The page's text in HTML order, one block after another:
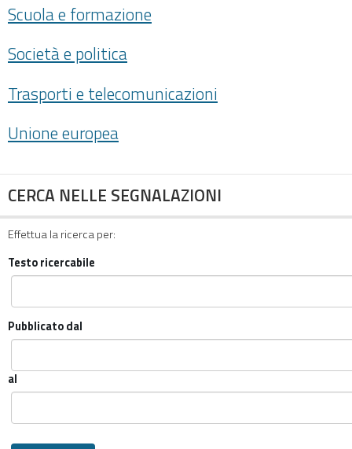
Scuola e formazione
Società e politica
Trasporti e telecomunicazioni
Unione europea
CERCA NELLE SEGNALAZIONI
Effettua la ricerca per:
Testo ricercabile
Pubblicato dal
al